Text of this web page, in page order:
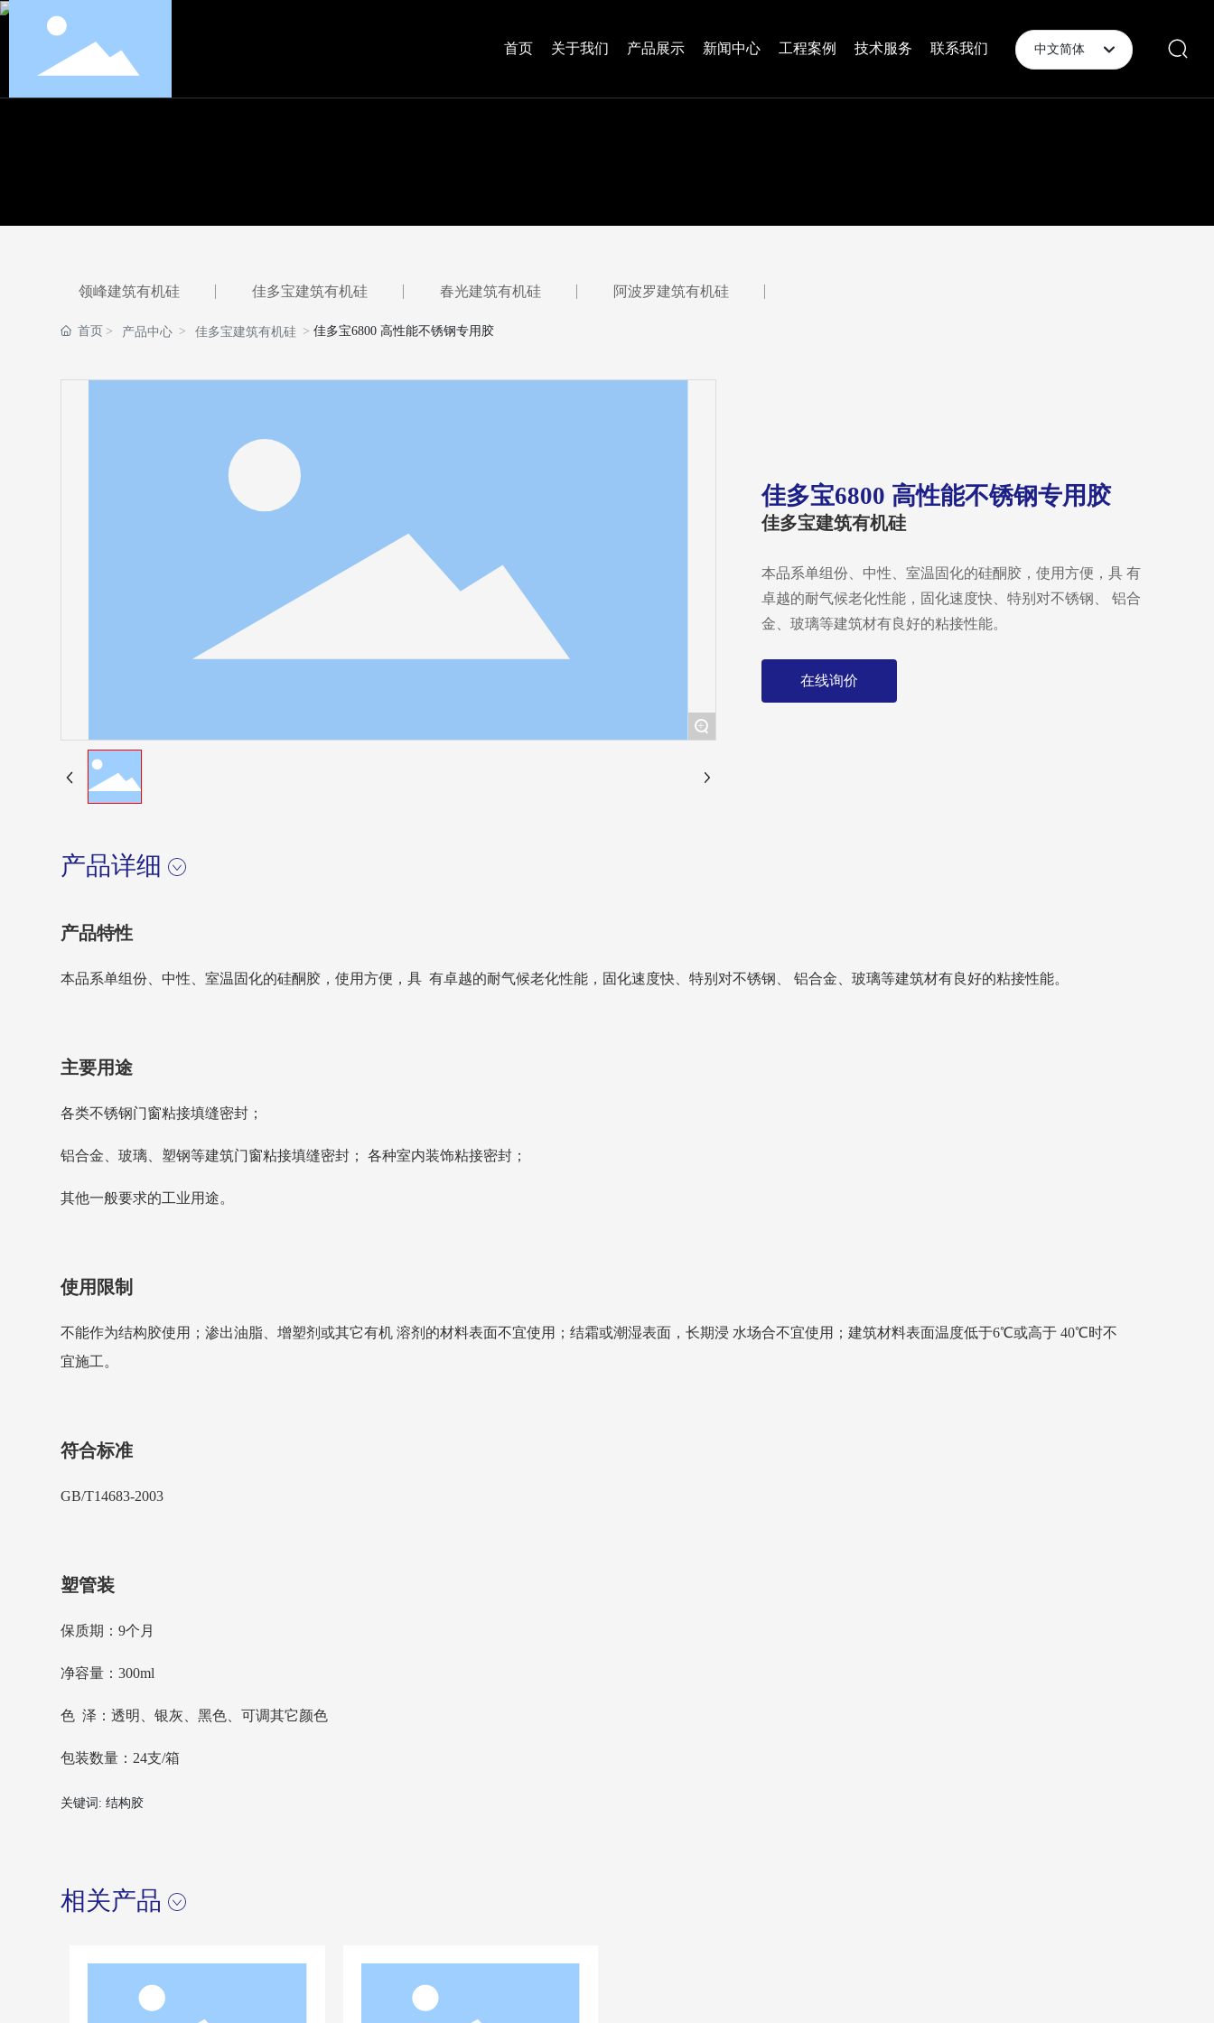
首页 关于我们 产品展示 新闻中心 工程案例 技术服务 联系我们 中文简体
领峰建筑有机硅 佳多宝建筑有机硅 春光建筑有机硅 阿波罗建筑有机硅
首页 产品中心 佳多宝建筑有机硅 佳多宝6800 高性能不锈钢专用胶
+
佳多宝6800 高性能不锈钢专用胶
佳多宝建筑有机硅
本品系单组份、中性、室温固化的硅酮胶，使用方便，具 有
卓越的耐气候老化性能，固化速度快、特别对不锈钢、 铝合
在线询价
产品详细
产品特性
本品系单组份、中性、室温固化的硅酮胶，使用方便，具 有卓越的耐气候老化性能，固化速度快、特别对不锈钢、 铝合金、玻璃等建筑材有良好的粘接性能。
主要用途
各类不锈钢门窗粘接填缝密封；
铝合金、玻璃、塑钢等建筑门窗粘接填缝密封； 各种室内装饰粘接密封；
其他一般要求的工业用途。
使用限制
不能作为结构胶使用；渗出油脂、增塑剂或其它有机 溶剂的材料表面不宜使用；结霜或潮湿表面，长期浸 水场合不宜使用；建筑材料表面温度低于6℃或高于 40℃时不
宜施工。
符合标准
GB/T14683-2003
塑管装
保质期：9个月
净容量：300ml
色 泽：透明、银灰、黑色、可调其它颜色
包装数量：24支/箱
关键词: 结构胶
相关产品